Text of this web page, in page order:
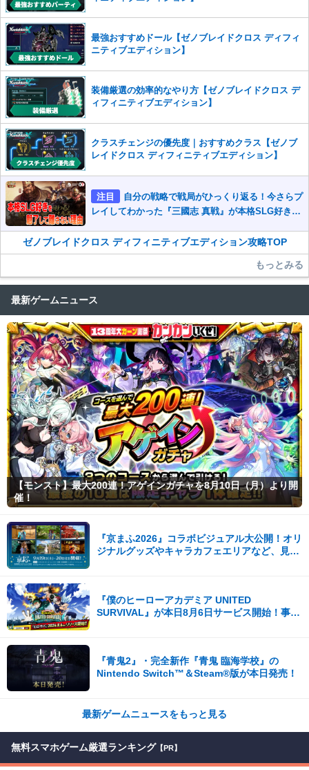
最強おすすめドール【ゼノブレイドクロス ディフィ
ニティブエディション】
装備厳選の効率的なやり方【ゼノブレイドクロス デ
ィフィニティブエディション】
クラスチェンジの優先度｜おすすめクラス【ゼノブ
レイドクロス ディフィニティブエディション】
注目
自分の戦略で戦局がひっくり返る！今さらプ
レイしてわかった『三國志 真戦』が本格SLG好きを
ゼノブレイドクロス ディフィニティブエディション攻略TOP
もっとみる
最新ゲームニュース
【モンスト】最大200連！アゲインガチャを8月10日（月）より開
催！
『京まふ2026』コラボビジュアル大公開！オリ
ジナルグッズやキャラカフェエリアなど、見ど
『僕のヒーローアカデミア UNITED
SURVIVAL』が本日8月6日サービス開始！事前
『青鬼2』・完全新作『青鬼 臨海学校』の
Nintendo Switch™＆Steam®版が本日発売！
最新ゲームニュースをもっと見る
無料スマホゲーム厳選ランキング 【PR】